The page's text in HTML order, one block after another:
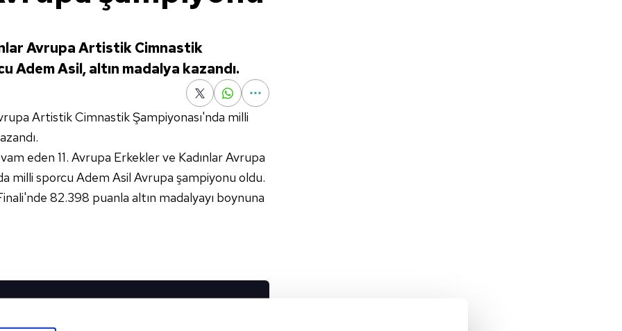
Avrupa Artistik Cimnastik
Adem Asil, altın madalya kazandı.
Artistik Cimnastik Şampiyonası'nda milli
eden 11. Avrupa Erkekler ve Kadınlar Avrupa
milli sporcu Adem Asil Avrupa şampiyonu oldu.
82.398 puanla altın madalyayı boynuna